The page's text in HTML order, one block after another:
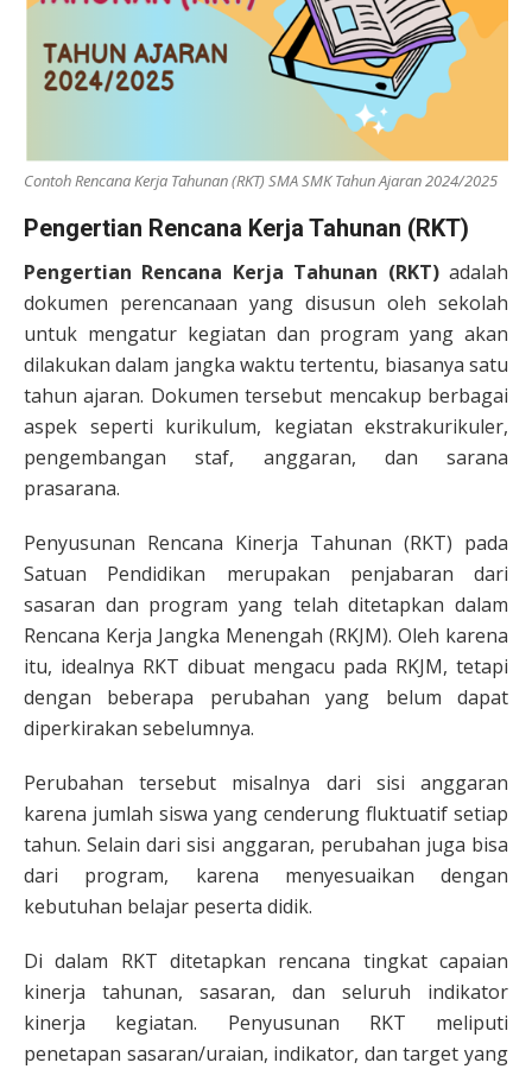
Contoh Rencana Kerja Tahunan (RKT) SMA SMK Tahun Ajaran 2024/2025
Pengertian Rencana Kerja Tahunan (RKT)
Pengertian Rencana Kerja Tahunan (RKT)adalah
dokumen perencanaan yang disusun oleh sekolah
untuk mengatur kegiatan dan program yang akan
dilakukan dalam jangka waktu tertentu, biasanya satu
tahun ajaran. Dokumen tersebut mencakup berbagai
aspek seperti kurikulum, kegiatan ekstrakurikuler,
pengembangan staf, anggaran, dan sarana
prasarana.
Penyusunan Rencana Kinerja Tahunan (RKT) pada
Satuan Pendidikan merupakan penjabaran dari
sasaran dan program yang telah ditetapkan dalam
Rencana Kerja Jangka Menengah (RKJM). Oleh karena
itu, idealnya RKT dibuat mengacu pada RKJM, tetapi
dengan beberapa perubahan yang belum dapat
diperkirakan sebelumnya.
Perubahan tersebut misalnya dari sisi anggaran
karena jumlah siswa yang cenderung fluktuatif setiap
tahun. Selain dari sisi anggaran, perubahan juga bisa
dari program, karena menyesuaikan dengan
kebutuhan belajar peserta didik.
Di dalam RKT ditetapkan rencana tingkat capaian
kinerja tahunan, sasaran, dan seluruh indikator
kinerja kegiatan. Penyusunan RKT meliputi
penetapan sasaran/uraian, indikator, dan target yang